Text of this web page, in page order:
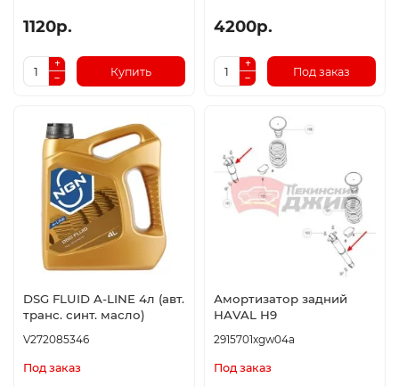
1120р.
Купить
4200р.
Под заказ
DSG FLUID A-LINE 4л (авт.
транс. синт. масло)
V272085346
Под заказ
Амортизатор задний
HAVAL H9
2915701xgw04a
Под заказ